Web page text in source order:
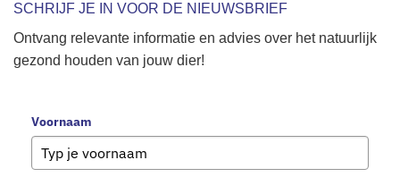
SCHRIJF JE IN VOOR DE NIEUWSBRIEF
Ontvang relevante informatie en advies over het natuurlijk
gezond houden van jouw dier!
Voornaam